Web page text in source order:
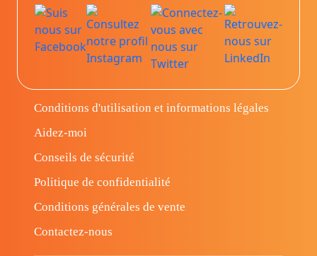
Conditions d'utilisation et informations légales
Aidez-moi
Conseils de sécurité
Politique de confidentialité
Conditions générales de vente
Contactez-nous